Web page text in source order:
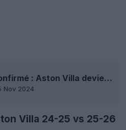
Confirmé : Aston Villa deviendra une équipe d'élite Adidas
Nov 2024
Villa 24-25 vs 25-26